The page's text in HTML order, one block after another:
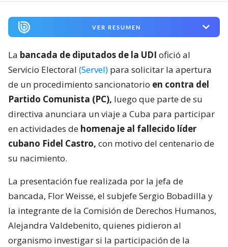
VER RESUMEN
La bancada de diputados de la UDI ofició al
Servicio Electoral (Servel) para solicitar la apertura
de un procedimiento sancionatorio en contra del
Partido Comunista (PC), luego que parte de su
directiva anunciara un viaje a Cuba para participar
en actividades de homenaje al fallecido líder
cubano Fidel Castro, con motivo del centenario de
su nacimiento.
La presentación fue realizada por la jefa de
bancada, Flor Weisse, el subjefe Sergio Bobadilla y
la integrante de la Comisión de Derechos Humanos,
Alejandra Valdebenito, quienes pidieron al
organismo investigar si la participación de la